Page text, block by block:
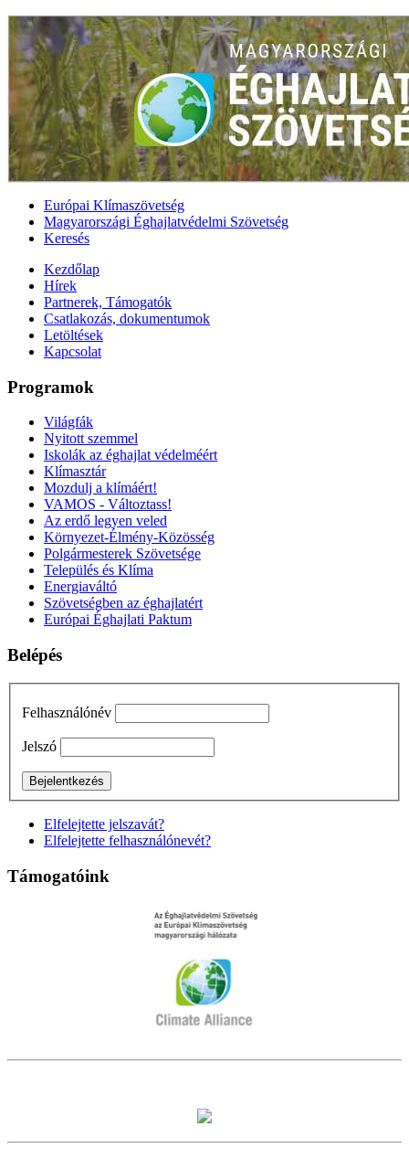
Európai Klímaszövetség
Magyarországi Éghajlatvédelmi Szövetség
Keresés
Kezdőlap
Hírek
Partnerek, Támogatók
Csatlakozás, dokumentumok
Letöltések
Kapcsolat
Programok
Világfák
Nyitott szemmel
Iskolák az éghajlat védelméért
Klímasztár
Mozdulj a klímáért!
VAMOS - Változtass!
Az erdő legyen veled
Környezet-Élmény-Közösség
Polgármesterek Szövetsége
Település és Klíma
Energiaváltó
Szövetségben az éghajlatért
Európai Éghajlati Paktum
Belépés
Felhasználónév
Jelszó
Elfelejtette jelszavát?
Elfelejtette felhasználónevét?
Támogatóink